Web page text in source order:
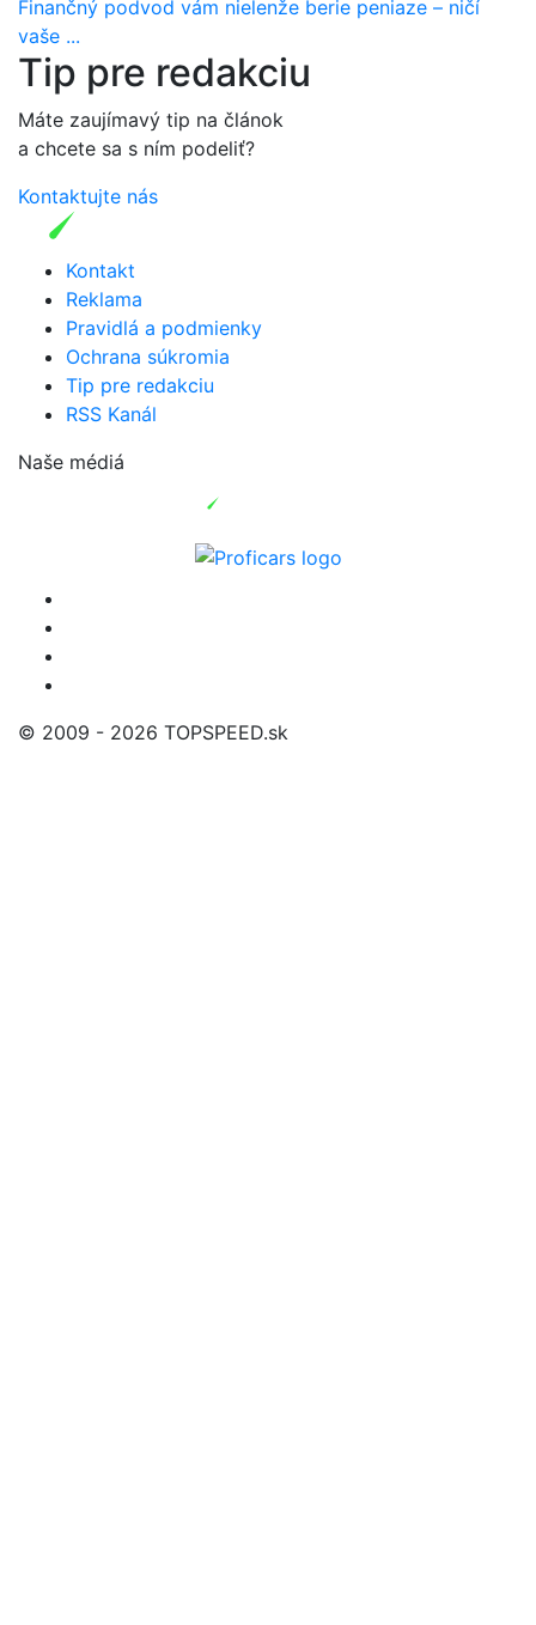
Finančný podvod vám nielenže berie peniaze – ničí
vaše ...
Tip pre redakciu
Máte zaujímavý tip na článok
a chcete sa s ním podeliť?
Kontaktujte nás
Kontakt
Reklama
Pravidlá a podmienky
Ochrana súkromia
Tip pre redakciu
RSS Kanál
Naše médiá
© 2009 - 2026 TOPSPEED.sk